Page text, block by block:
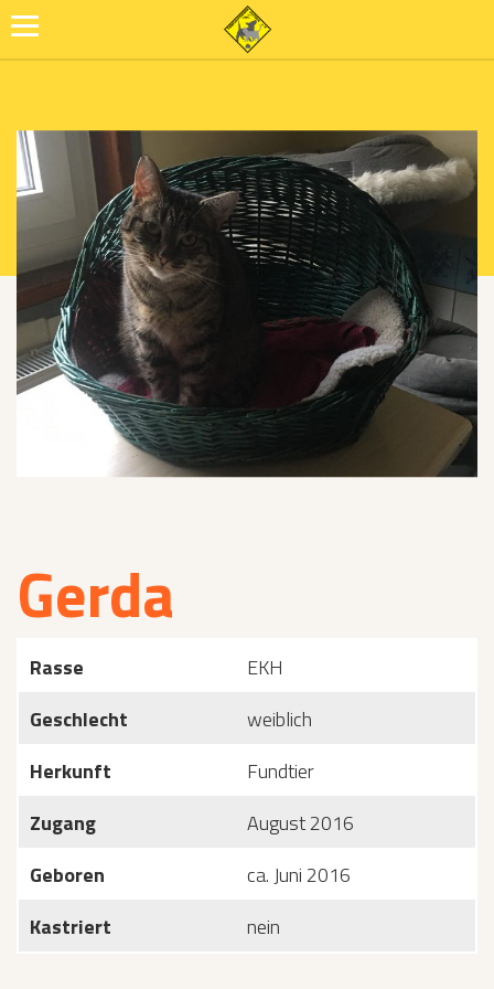
Gerda
Rasse
EKH
Geschlecht
weiblich
Herkunft
Fundtier
Zugang
August 2016
Geboren
ca. Juni 2016
Kastriert
nein